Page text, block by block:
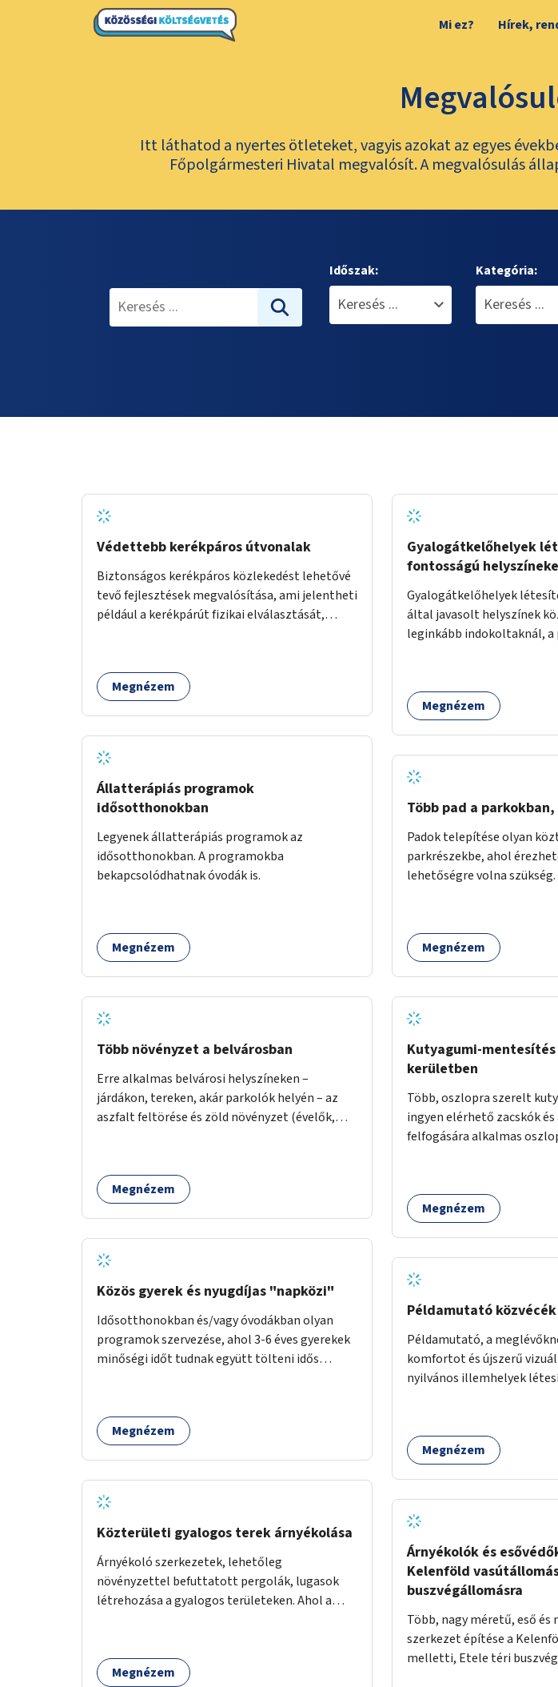
Mi ez? Hírek,
Itt láthatod a nyertes ötleteket, vagyis azokat az egyes
Főpolgármesteri Hivatal megvalósít. A megvalósulás
Időszak: Kategória:
Védettebb kerékpáros útvonalak
Biztonságos kerékpáros közlekedést lehetővé
tevő fejlesztések megvalósítása, ami jelentheti
például a kerékpárút fizikai elválasztását,
különösen a veszélyesebb kereszteződésekben,
vagy akár egyes egyirányú utcák megnyitását
Megnézem
Állatterápiás programok
idősotthonokban
Legyenek állatterápiás programok az
idősotthonokban. A programokba
bekapcsolódhatnak óvodák is.
Megnézem
Több növényzet a belvárosban
Erre alkalmas belvárosi helyszíneken –
járdákon, tereken, akár parkolók helyén – az
aszfalt feltörése és zöld növényzet (évelők,
Megnézem
Közös gyerek és nyugdíjas "napközi"
Idősotthonokban és/vagy óvodákban olyan
programok szervezése, ahol 3-6 éves gyerekek
minőségi időt tudnak együtt tölteni idős
Megnézem
Közterületi gyalogos terek árnyékolása
Árnyékoló szerkezetek, lehetőleg
növényzettel befuttatott pergolák, lugasok
létrehozása a gyalogos területeken. Ahol a
legvégső megoldásként napvitorlák
felszerelése.
Megnézem
Gyalogátkelőhelyek
fontosságú
Gyalogátkelőhelyek
által javasolt helyszínek
leginkább indokoltaknál,
Megnézem
Több pad a
Padok telepítése olyan
parkrészekbe, ahol
lehetőségre volna
Megnézem
Kutyagumi-mentesítés
kerületben
Több, oszlopra szerelt
ingyen elérhető zacskók
felfogására alkalmas
Megnézem
Példamutató
Példamutató, a
komfortot és újszerű
nyilvános illemhelyek
fenntartási konstrukció
kapcsolt szolgáltatások (pl.
Megnézem
Árnyékolók és
Kelenföld
buszvégállomásra
Több, nagy méretű, eső és
szerkezet építése a
melletti, Etele téri